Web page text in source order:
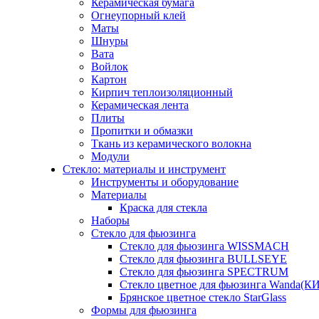
Керамическая бумага
Огнеупорный клей
Маты
Шнуры
Вата
Войлок
Картон
Кирпич теплоизоляционный
Керамическая лента
Плиты
Пропитки и обмазки
Ткань из керамического волокна
Модули
Стекло: материалы и инструмент
Инструменты и оборудование
Материалы
Краска для стекла
Наборы
Стекло для фьюзинга
Стекло для фьюзинга WISSMACH
Стекло для фьюзинга BULLSEYE
Стекло для фьюзинга SPECTRUM
Стекло цветное для фьюзинга
Брянское цветное стекло StarGlass
Формы для фьюзинга